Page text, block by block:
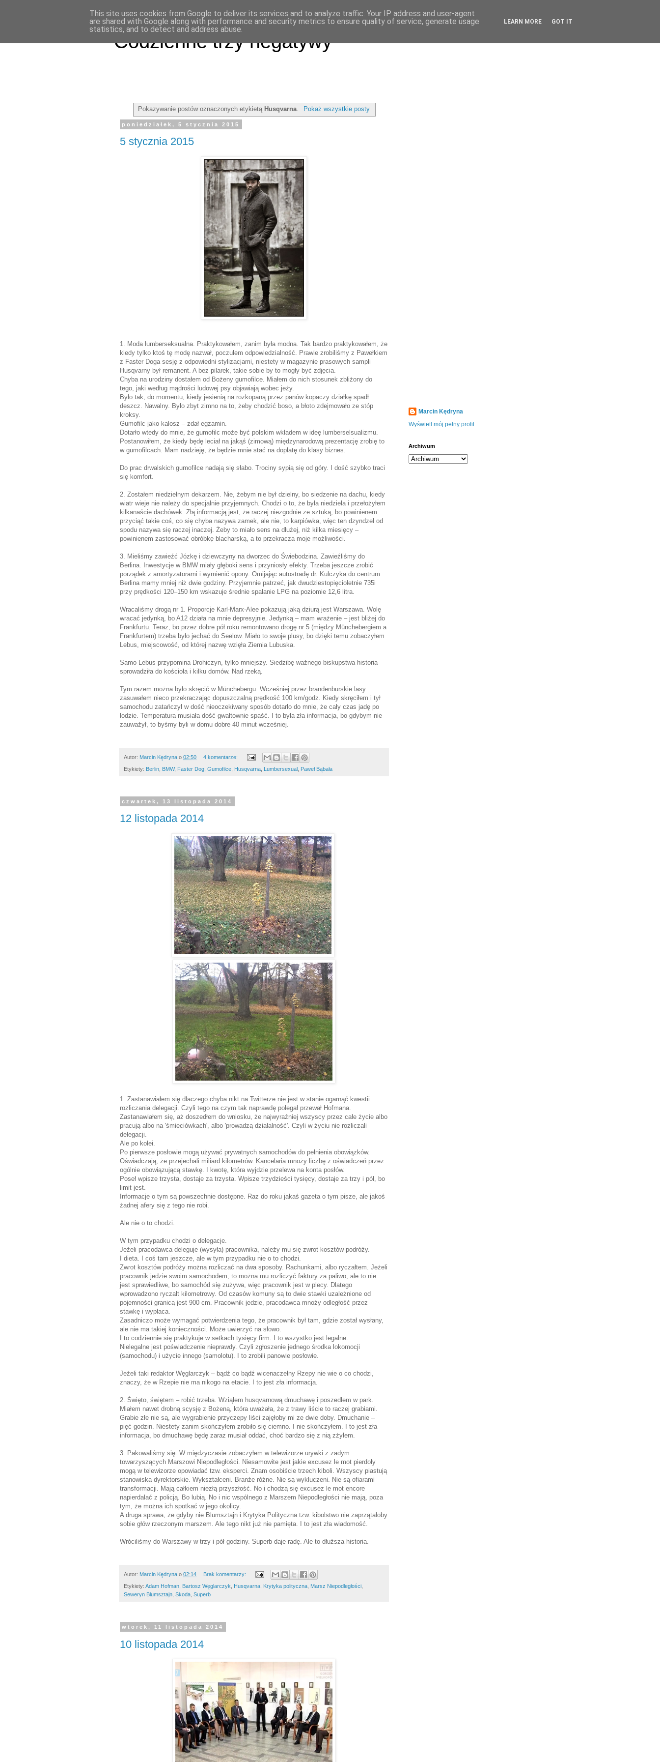
Codzienne trzy negatywy
Pokazywanie postów oznaczonych etykietą Husqvarna Pokaż wszystkie posty
poniedziałek, 5 stycznia 2015
5 stycznia 2015
1. Moda lumberseksualna. Praktykowałem, zanim była modna. Tak bardzo praktykowałem, że
kiedy tylko ktoś tę modę nazwał, poczułem odpowiedzialność. Prawie zrobiliśmy z Pawełkiem
z Faster Doga sesję z odpowiedni stylizacjami, niestety w magazynie prasowych sampli
Husqvarny był remanent. A bez pilarek, takie sobie by to mogły być zdjęcia.
Chyba na urodziny dostałem od Bożeny gumofilce. Miałem do nich stosunek zbliżony do
tego, jaki według mądrości ludowej psy objawiają wobec jeży.
Było tak, do momentu, kiedy jesienią na rozkopaną przez panów kopaczy działkę spadł
deszcz. Nawalny. Było zbyt zimno na to, żeby chodzić boso, a błoto zdejmowało ze stóp
kroksy.
Gumofilc jako kalosz – zdał egzamin.
Dotarło wtedy do mnie, że gumofilc może być polskim wkładem w ideę lumberselsualizmu.
Postanowiłem, że kiedy będę leciał na jakąś (zimową) międzynarodową prezentację zrobię to
w gumofilcach. Mam nadzieję, że będzie mnie stać na dopłatę do klasy biznes.
Do prac drwalskich gumofilce nadają się słabo. Trociny sypią się od góry. I dość szybko traci
się komfort.
2. Zostałem niedzielnym dekarzem. Nie, żebym nie był dzielny, bo siedzenie na dachu, kiedy
wiatr wieje nie należy do specjalnie przyjemnych. Chodzi o to, że była niedziela i przełożyłem
kilkanaście dachówek. Złą informacją jest, że raczej niezgodnie ze sztuką, bo powinienem
przyciąć takie coś, co się chyba nazywa zamek, ale nie, to karpiówka, więc ten dzyndzel od
spodu nazywa się raczej inaczej. Żeby to miało sens na dłużej, niż kilka miesięcy –
powinienem zastosować obróbkę blacharską, a to przekracza moje możliwości.
3. Mieliśmy zawieźć Józkę i dziewczyny na dworzec do Świebodzina. Zawieźliśmy do
Berlina. Inwestycje w BMW miały głęboki sens i przyniosły efekty. Trzeba jeszcze zrobić
porządek z amortyzatorami i wymienić opony. Omijając autostradę dr. Kulczyka do centrum
Berlina mamy mniej niż dwie godziny. Przyjemnie patrzeć, jak dwudziestopięcioletnie 735i
przy prędkości 120–150 km wskazuje średnie spalanie LPG na poziomie 12,6 litra.
Wracaliśmy drogą nr 1. Proporcje Karl-Marx-Alee pokazują jaką dziurą jest Warszawa. Wolę
wracać jedynką, bo A12 działa na mnie depresyjnie. Jedynką – mam wrażenie – jest bliżej do
Frankfurtu. Teraz, bo przez dobre pół roku remontowano drogę nr 5 (między Münchebergiem a
Frankfurtem) trzeba było jechać do Seelow. Miało to swoje plusy, bo dzięki temu zobaczyłem
Lebus, miejscowość, od której nazwę wzięła Ziemia Lubuska.
Samo Lebus przypomina Drohiczyn, tylko mniejszy. Siedzibę ważnego biskupstwa historia
sprowadziła do kościoła i kilku domów. Nad rzeką.
Tym razem można było skręcić w Münchebergu. Wcześniej przez brandenburskie lasy
zasuwałem nieco przekraczając dopuszczalną prędkość 100 km/godz. Kiedy skręciłem i tył
samochodu zatańczył w dość nieoczekiwany sposób dotarło do mnie, że cały czas jadę po
lodzie. Temperatura musiała dość gwałtownie spaść. I to była zła informacja, bo gdybym nie
zauważył, to byśmy byli w domu dobre 40 minut wcześniej.
Autor: Marcin Kędryna o 02:50 4 komentarze:
Etykiety: Berlin BMW, Faster Dog Gumofilce Husqvarna Lumbersexual Paweł Bąbała
czwartek, 13 listopada 2014
12 listopada 2014
1. Zastanawiałem się dlaczego chyba nikt na Twitterze nie jest w stanie ogarnąć kwestii
rozliczania delegacji. Czyli tego na czym tak naprawdę polegał przewał Hofmana.
Zastanawiałem się, aż doszedłem do wniosku, że najwyraźniej wszyscy przez całe życie albo
pracują albo na 'śmieciówkach', albo 'prowadzą działalność'. Czyli w życiu nie rozliczali
delegacji.
Ale po kolei.
Po pierwsze posłowie mogą używać prywatnych samochodów do pełnienia obowiązków.
Oświadczają, że przejechali miliard kilometrów. Kancelaria mnoży liczbę z oświadczeń przez
ogólnie obowiązującą stawkę. I kwotę, która wyjdzie przelewa na konta posłów.
Poseł wpisze trzysta, dostaje za trzysta. Wpisze trzydzieści tysięcy, dostaje za trzy i pół, bo
limit jest.
Informacje o tym są powszechnie dostępne. Raz do roku jakaś gazeta o tym pisze, ale jakoś
żadnej afery się z tego nie robi.
Ale nie o to chodzi.
W tym przypadku chodzi o delegacje.
Jeżeli pracodawca deleguje (wysyła) pracownika, należy mu się zwrot kosztów podróży.
I dieta. I coś tam jeszcze, ale w tym przypadku nie o to chodzi.
Zwrot kosztów podróży można rozliczać na dwa sposoby. Rachunkami, albo ryczałtem. Jeżeli
pracownik jedzie swoim samochodem, to można mu rozliczyć faktury za paliwo, ale to nie
jest sprawiedliwe, bo samochód się zużywa, więc pracownik jest w plecy. Dlatego
wprowadzono ryczałt kilometrowy. Od czasów komuny są to dwie stawki uzależnione od
pojemności granicą jest 900 cm. Pracownik jedzie, pracodawca mnoży odległość przez
stawkę i wypłaca.
Zasadniczo może wymagać potwierdzenia tego, że pracownik był tam, gdzie został wysłany,
ale nie ma takiej konieczności. Może uwierzyć na słowo.
I to codziennie się praktykuje w setkach tysięcy firm. I to wszystko jest legalne.
Nielegalne jest poświadczenie nieprawdy. Czyli zgłoszenie jednego środka lokomocji
(samochodu) i użycie innego (samolotu). I to zrobili panowie posłowie.
Jeżeli taki redaktor Węglarczyk – bądź co bądź wicenaczelny Rzepy nie wie o co chodzi,
znaczy, że w Rzepie nie ma nikogo na etacie. I to jest zła informacja.
2. Święto, świętem – robić trzeba. Wziąłem husqvarnową dmuchawę i poszedłem w park.
Miałem nawet drobną scysję z Bożeną, która uważała, że z trawy liście to raczej grabiami.
Grabie złe nie są, ale wygrabienie przyczepy liści zajęłoby mi ze dwie doby. Dmuchanie –
pięć godzin. Niestety zanim skończyłem zrobiło się ciemno. I nie skończyłem. I to jest zła
informacja, bo dmuchawę będę zaraz musiał oddać, choć bardzo się z nią zżyłem.
3. Pakowaliśmy się. W międzyczasie zobaczyłem w telewizorze urywki z zadym
towarzyszących Marszowi Niepodległości. Niesamowite jest jakie excusez le mot pierdoły
mogą w telewizorze opowiadać tzw. eksperci. Znam osobiście trzech kiboli. Wszyscy piastują
stanowiska dyrektorskie. Wykształceni. Branże różne. Nie są wykluczeni. Nie są ofiarami
transformacji. Mają całkiem niezłą przyszłość. No i chodzą się excusez le mot encore
napierdalać z policją. Bo lubią. No i nic wspólnego z Marszem Niepodległości nie mają, poza
tym, że można ich spotkać w jego okolicy.
A druga sprawa, że gdyby nie Blumsztajn i Krytyka Polityczna tzw. kibolstwo nie zaprzątałoby
sobie głów rzeczonym marszem. Ale tego nikt już nie pamięta. I to jest zła wiadomość.
Wróciliśmy do Warszawy w trzy i pół godziny. Superb daje radę. Ale to dłuższa historia.
Autor: Marcin Kędryna o 02:14 Brak komentarzy:
Etykiety: Adam Hofman Bartosz Węglarczyk Husqvarna Krytyka polityczna Marsz Niepodległości
Seweryn Blumsztajn Skoda Superb
wtorek, 11 listopada 2014
10 listopada 2014
Marcin Kędryna
Wyświetl mój pełny profil
Archiwum
This site uses cookies from Google to deliver its services and to analyze traffic. Your IP address and user-agent
are shared with Google along with performance and security metrics to ensure quality of service, generate usage
statistics, and to detect and address abuse.
LEARN MORE GOT IT